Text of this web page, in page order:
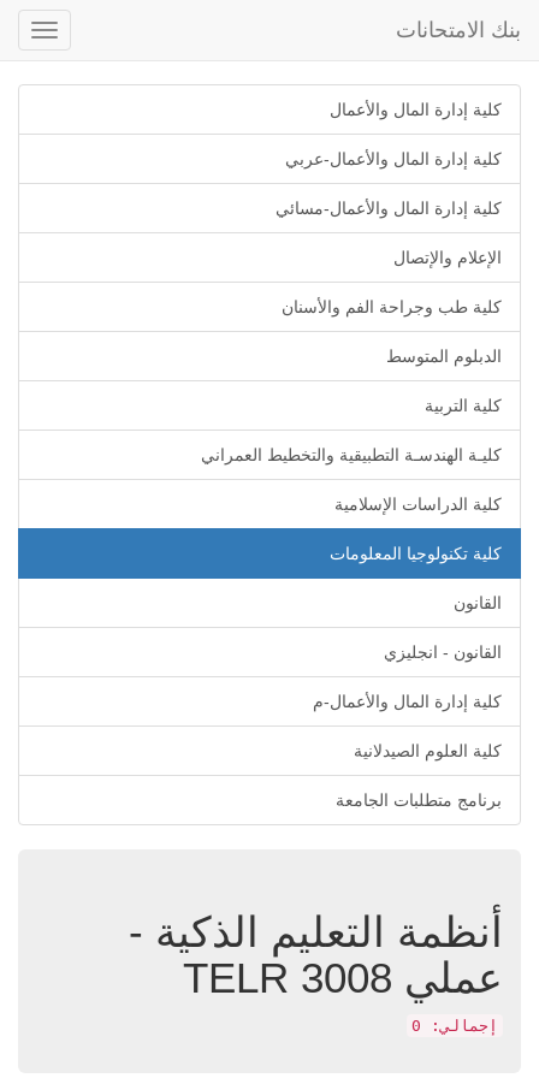
بنك الامتحانات
كلية إدارة المال والأعمال
كلية إدارة المال والأعمال-عربي
كلية إدارة المال والأعمال-مسائي
الإعلام والإتصال
كلية طب وجراحة الفم والأسنان
الدبلوم المتوسط
كلية التربية
كليـة الهندسـة التطبيقية والتخطيط العمراني
كلية الدراسات الإسلامية
كلية تكنولوجيا المعلومات
القانون
القانون - انجليزي
كلية إدارة المال والأعمال-م
كلية العلوم الصيدلانية
برنامج متطلبات الجامعة
أنظمة التعليم الذكية -
عملي TELR 3008
إجمالي: 0